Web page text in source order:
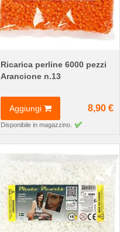
Ricarica perline 6000 pezzi
Arancione n.13
Aggiungi 8,90 €
Disponibile in magazzino.